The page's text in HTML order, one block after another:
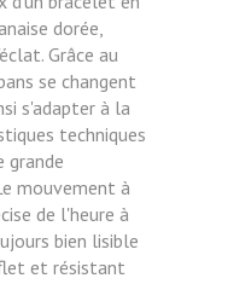
dorée,
Grâce au
se changent
s'adapter à la
techniques
mouvement à
de l'heure à
bien lisible
et résistant